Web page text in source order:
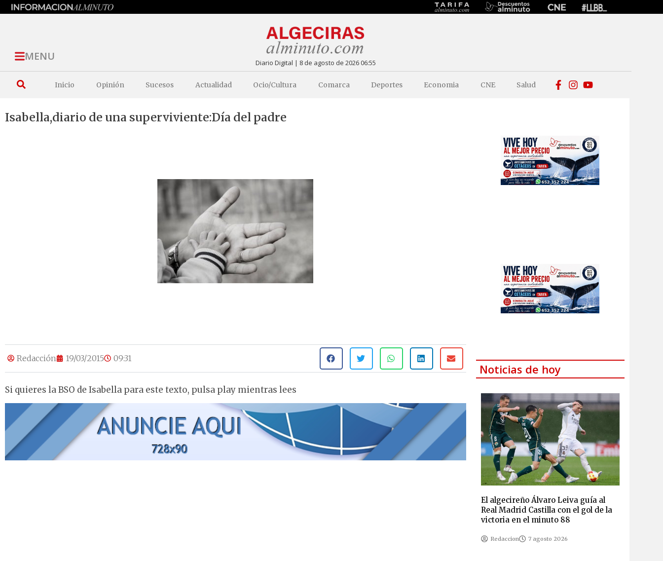
MENU Diario Digital | 8 de agosto de 2026 06:55
Inicio Opinión Sucesos Actualidad Ocio/Cultura Comarca Deportes Economia CNE Salud
Isabella,diario de una superviviente:Día del padre
Redacción 19/03/2015 09:31
Si quieres la BSO de Isabella para este texto, pulsa play mientras lees
Noticias de hoy
El algecireño Álvaro Leiva guía al
Real Madrid Castilla con el gol de la
victoria en el minuto 88
Redaccion 7 agosto 2026